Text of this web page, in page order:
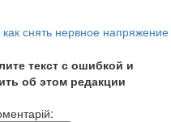
как снять нервное напряжение
текст с ошибкой и
об этом редакции